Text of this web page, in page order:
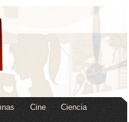
Cine Ciencia